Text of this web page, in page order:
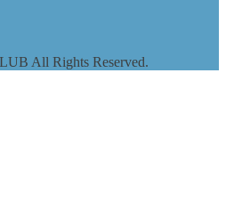
All Rights Reserved.